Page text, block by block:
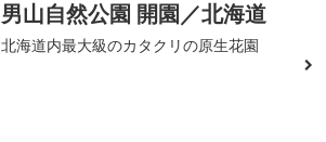
男山自然公園 開園／北海道
北海道内最大級のカタクリの原生花園